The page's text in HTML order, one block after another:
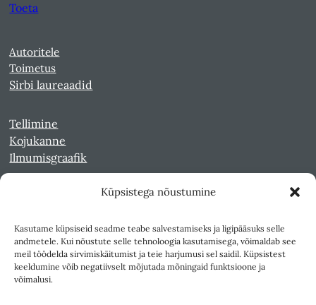
Küpsistega nõustumine
Kasutame küpsiseid seadme teabe salvestamiseks ja ligipääsuks selle
andmetele. Kui nõustute selle tehnoloogia kasutamisega, võimaldab see
meil töödelda sirvimiskäitumist ja teie harjumusi sel saidil. Küpsistest
keeldumine võib negatiivselt mõjutada mõningaid funktsioone ja
võimalusi.
Toeta
Autoritele
Toimetus
Sirbi laureaadid
Tellimine
Kojukanne
Ilmumisgraafik
Kultuurileht 1994-1997
Reede 1989-1990
Sirp ja Vasar 1940-1989